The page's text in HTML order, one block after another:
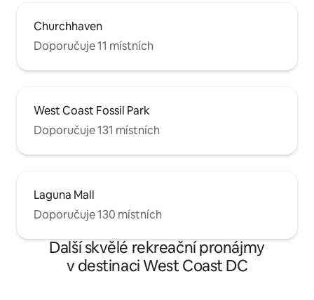
Churchhaven
Doporučuje 11 místních
West Coast Fossil Park
Doporučuje 131 místních
Laguna Mall
Doporučuje 130 místních
Další skvělé rekreační pronájmy
v destinaci West Coast DC